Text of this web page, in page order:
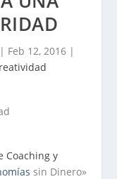
| Feb 12, 2016 |
Coaching y
sin Dinero»